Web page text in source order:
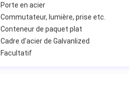
Porte en acier
Commutateur, lumière, prise etc.
Conteneur de paquet plat
Cadre d'acier de Galvanlized
Facultatif